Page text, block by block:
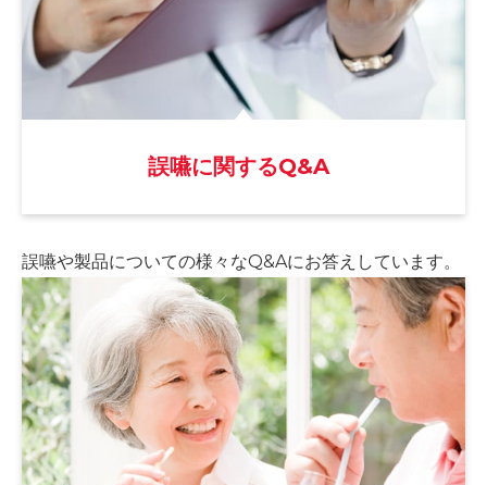
誤嚥に関するQ&A
誤嚥や製品についての様々なQ&Aにお答えしています。